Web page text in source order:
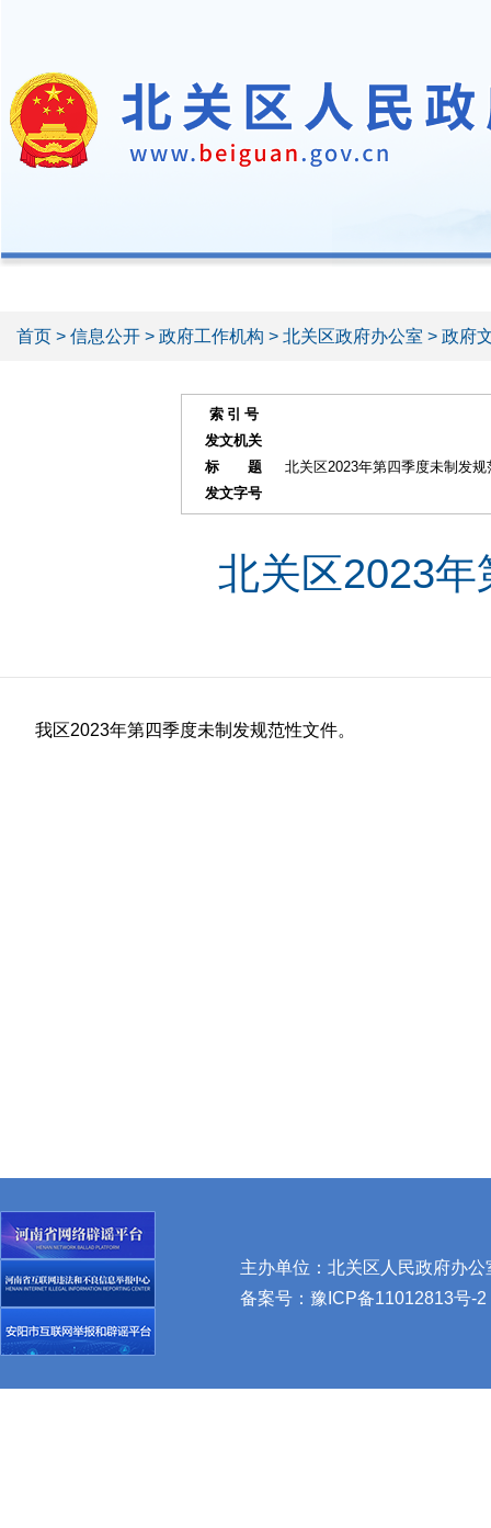
首页 > 信息公开 > 政府工作机构 > 北关区政府办公室 > 政府
索 引 号
发文机关
标 题
北关区2023年第四季度未制发
发文字号
北关区2023
我区2023年第四季度未制发规范性文件。
主办单位：北关区人民政府办
备案号： 豫ICP备11012813号-2